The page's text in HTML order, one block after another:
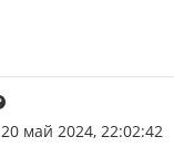
20 май 2024, 22:02:42